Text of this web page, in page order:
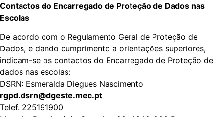
Contactos do Encarregado de Proteção de Dados nas
Escolas
De acordo com o Regulamento Geral de Proteção de
Dados, e dando cumprimento a orientações superiores,
indicam-se os contactos do Encarregado de Proteção de
dados nas escolas:
DSRN: Esmeralda Diegues Nascimento
rgpd.dsrn@dgeste.mec.pt
Telef. 225191900